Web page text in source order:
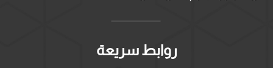
روابط سريعة